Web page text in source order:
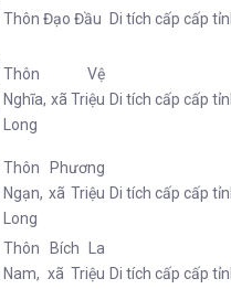
Thôn Đạo Đầu Di tích cấp cấp
Thôn Vệ
Nghĩa, xã Triệu
Long
Di tích cấp cấp
Thôn Phương
Ngạn, xã Triệu
Long
Di tích cấp cấp
Thôn Bích La
Nam, xã Triệu Di tích cấp cấp